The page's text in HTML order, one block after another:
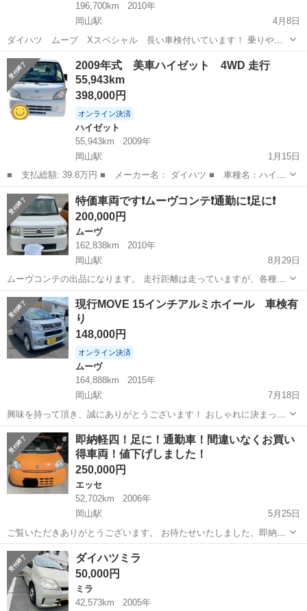
196,700km
2010年
岡山駅
4月8日
ダイハツ ムーブ Xスペシャル 長い車検付いています！ 乗りやす
い車で、綺麗です。 ‼️ ドライブレコーダー前 後ろ ‼️ ETC付き 車検:
令和 7年7月21日 まであります。 ちゃんと点検されている結構いい
車です。 ‼...
岡山 倉敷市 岡山駅 ムーヴ ムーブ
2009年式 美車ハイゼット 4WD 走行
55,943km
398,000円
オンライン決済
ハイゼット
55,943km
2009年
岡山駅
1月15日
■ 支払総額: 39.8万円 ■ メーカー名： ダイハツ ■ 車種名：ハイゼ
ット ■ ミッション： 5速MT 4WD ■ 修復歴有無：目立ちませんが
右前少しバンパーのゆがみがあります。 ■ 年式（年）：...
岡山 岡山市 岡山駅 ハイゼット 走行距離
特価車両です❗️ムーヴコンテ❗️通勤に❗️足に❗️
200,000円
ムーヴ
162,838km
2010年
岡山駅
8月29日
ムーヴコンテの出品になります。 走行距離は走っていますが、各種機
関は良好ですよ❗️ 現車確認をしていただき、お互い気持ちの良い取引を
宜しくお願い致します。 左のサイドステップに多少目立つ傷がござい
ます。 もし何か気になる...
岡山 岡山市 岡山駅 ムーヴ
現行MOVE 15インチアルミホイール 車検有
り
148,000円
オンライン決済
ムーヴ
164,888km
2015年
岡山駅
7月18日
興味を持って頂き、誠にありがとうございます！ おしゃれに決まった
ムーブです。大きなキズ、凹みはありませんが、多少の古傷ありま
す。室内はタバコの匂いが少しありますので、気にされる方は、やめ
ておいた方がよいかと思います。 左...
岡山 岡山市 岡山駅 ムーヴ 走行距離
即納軽四！足に！通勤車！間違いなくお買い
得車両！値下げしました！
250,000円
エッセ
52,702km
2006年
岡山駅
5月25日
ご覧いただきありがとうございます。 お待たせいたしました、即納車
できる軽四の登場です。 急ぎで車がいる方。格安で車が欲しい方。に
はぴったりかと！！ 平成18年式ではありますが、走行距離がとても若
く内外装共に綺麗です。 とく...
岡山 岡山市 岡山駅
ダイハツミラ
50,000円
ミラ
42,573km
2005年